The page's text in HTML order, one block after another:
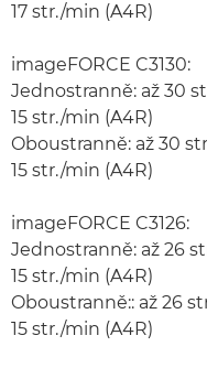
17 str./min (A4R)
imageFORCE C3130:
Jednostranně: až 30
15 str./min (A4R)
Oboustranně: až 30
15 str./min (A4R)
imageFORCE C3126:
Jednostranně: až 26
15 str./min (A4R)
Oboustranně:: až 26
15 str./min (A4R)